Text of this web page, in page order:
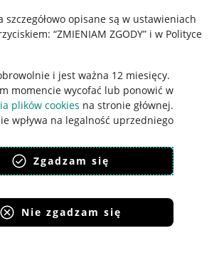
szczegółowo opisane są w ustawieniach
“ZMIENIAM ZGODY” i w Polityce
i jest ważna 12 miesięcy.
momencie wycofać lub ponowić w
plików cookies na stronie głównej.
wpływa na legalność uprzedniego
polityka ochrony prywatności
Zgadzam się
Nie zgadzam się
oznacza akceptacjęregulaminu